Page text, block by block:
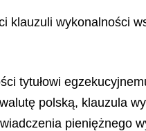
klauzuli wykonalności
tytułowi
polską, klauzula
pieniężnego